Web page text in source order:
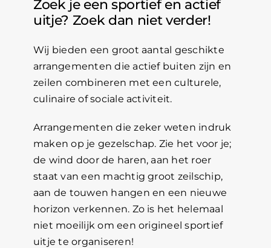
Zoek je een sportief en actief
uitje? Zoek dan niet verder!
Wij bieden een groot aantal geschikte
arrangementen die actief buiten zijn en
zeilen combineren met een culturele,
culinaire of sociale activiteit.
Arrangementen die zeker weten indruk
maken op je gezelschap. Zie het voor je;
de wind door de haren, aan het roer
staat van een machtig groot zeilschip,
aan de touwen hangen en een nieuwe
horizon verkennen. Zo is het helemaal
niet moeilijk om een origineel sportief
uitje te organiseren!